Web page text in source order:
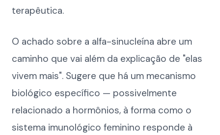
terapêutica.
O achado sobre a alfa-sinucleína abre um
caminho que vai além da explicação de "elas
vivem mais". Sugere que há um mecanismo
biológico específico — possivelmente
relacionado a hormônios, à forma como o
sistema imunológico feminino responde à